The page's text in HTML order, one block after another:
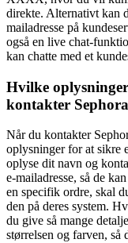
direkte. Alternativt kan
mailadresse på
også en live chat-
kan chatte med et
Hvilke
kontakter
Når du kontakter
oplysninger for at sikre
oplyse dit navn og
e-mailadresse, så de
en specifik ordre, skal
den på deres system.
du give så mange
størrelsen og farven,